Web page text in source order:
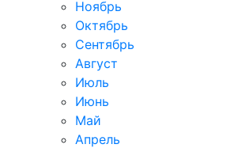
Ноябрь
Октябрь
Сентябрь
Август
Июль
Июнь
Май
Апрель